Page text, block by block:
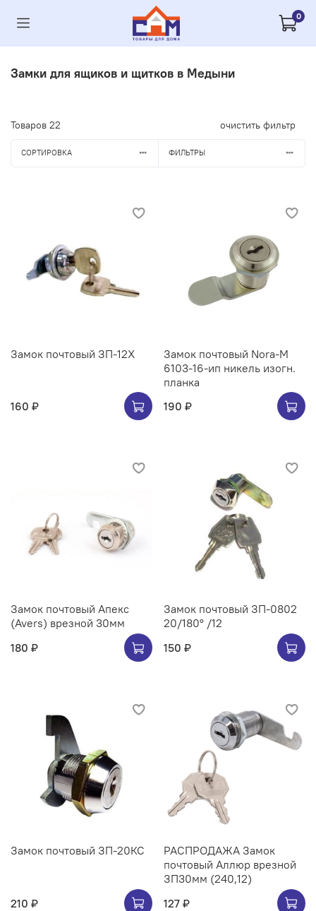
0
Замки для ящиков и щитков в Медыни
Товаров 22 очистить фильтр
СОРТИРОВКА ФИЛЬТРЫ
Замок почтовый ЗП-12Х
160 ₽
Замок почтовый Nora-M
6103-16-ип никель изогн.
планка
190 ₽
Замок почтовый Апекс
(Avers) врезной 30мм
180 ₽
Замок почтовый ЗП-0802
20/180° /12
150 ₽
Замок почтовый ЗП-20КС
210 ₽
РАСПРОДАЖА Замок
почтовый Аллюр врезной
ЗП30мм (240,12)
127 ₽